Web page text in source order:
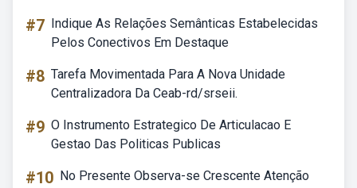
#7 Indique As Relações Semânticas Estabelecidas
Pelos Conectivos Em Destaque
#8 Tarefa Movimentada Para A Nova Unidade
Centralizadora Da Ceab-rd/srseii.
#9 O Instrumento Estrategico De Articulacao E
Gestao Das Politicas Publicas
#10 No Presente Observa-se Crescente Atenção